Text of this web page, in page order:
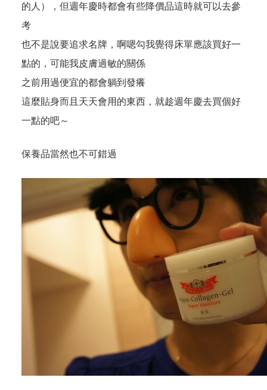
的人），但週年慶時都會有些降價品這時就可以去參
考
也不是說要追求名牌，啊嗯勾我覺得床單應該買好一
點的，可能我皮膚過敏的關係
之前用過便宜的都會躺到發癢
這麼貼身而且天天會用的東西，就趁週年慶去買個好
一點的吧～
保養品當然也不可錯過